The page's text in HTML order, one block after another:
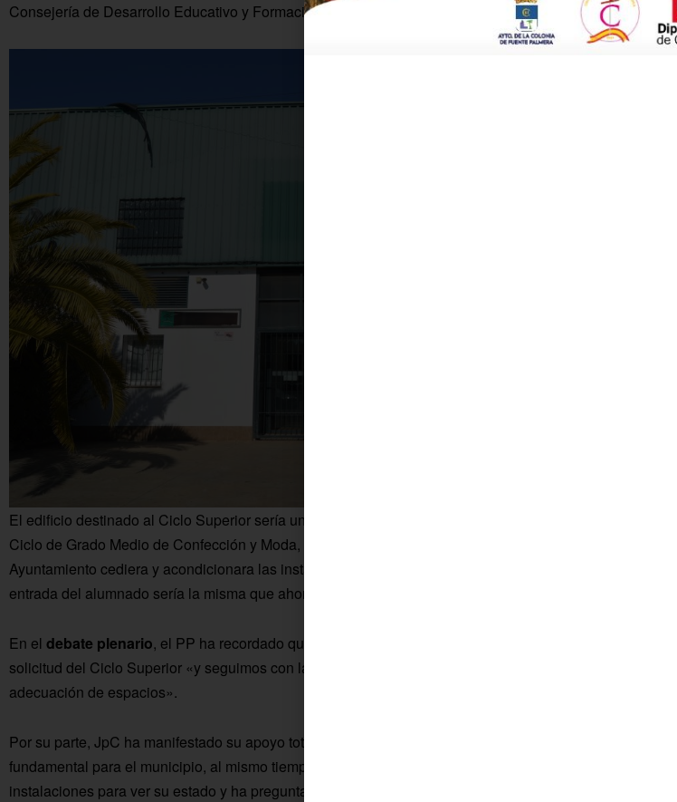
Consejería de Desarrollo Educativo y Formación Profesional.
El edificio destinado al Ciclo Superior sería una
Ciclo de Grado Medio de Confección y Moda, el cual se puso en marcha en 2015 después de que el
Ayuntamiento cediera y acondicionara las instalaciones del antiguo Punto de Encuentro. Además, la
entrada del alumnado sería la misma que ahora.
En el debate plenario, el PP ha recordado que ya en 2016 hubo una propuesta conjunta en torno a la
solicitud del Ciclo Superior «y seguimos con la misma intención de entonces añadiendo ahora la cesión y
adecuación de espacios».
Por su parte, JpC ha manifestado su apoyo total al Ciclo y a la marca Fuente Palmera en un sector
fundamental para el municipio, al mismo tiempo que ha propuesto al equipo de gobierno visitar las
instalaciones para ver su estado y ha preguntado cuánto sería el coste de las obras de adecuación.